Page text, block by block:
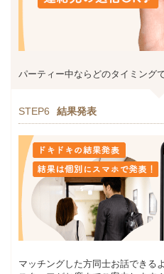
パーティー中ならどのタイミング
STEP6 結果発表
マッチングした方同士お話できる